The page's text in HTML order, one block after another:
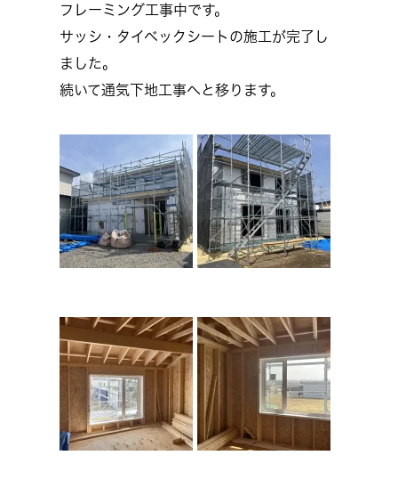
フレーミング工事中です。
サッシ・タイベックシートの施工が完了し
ました。
続いて通気下地工事へと移ります。